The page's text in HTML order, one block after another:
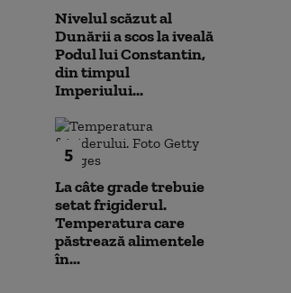
Nivelul scăzut al
Dunării a scos la iveală
Podul lui Constantin,
din timpul
Imperiului...
5
La câte grade trebuie
setat frigiderul.
Temperatura care
păstrează alimentele
în...